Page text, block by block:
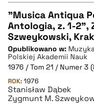
pobierz cytat
CZYSTY TEKST
pobierz cytat
BIBTEX
"Musica Antiqua
Antologia, z. 1-2",
Szweykowski,
Opublikowano w:
Polskiej Akademii Nauk
1976 / Tom 21 / Numer 3
ROK: 1976
Stanisław Dąbek
Zygmunt M.